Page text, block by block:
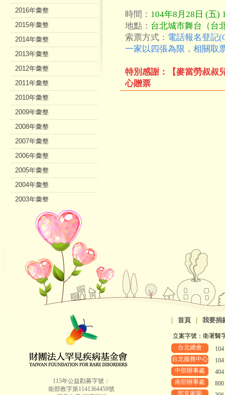
時間： 104年8月28日 (五)
地點： 台北城市舞台（台
索票方式： 電話報名登記
一家以四張為限，相關取
特別感謝：【麥當勞叔叔
心贈票
2016年彙整
2015年彙整
2014年彙整
2013年彙整
2012年彙整
2011年彙整
2010年彙整
2009年彙整
2008年彙整
2007年彙整
2006年彙整
2005年彙整
2004年彙整
2003年彙整
2002年彙整
115年公益勸募字號：
衛部救字第1141364459號
首頁 我要捐
立案字號：衛署醫
台北總會
台北服務中心
中部辦事處
南部辦事處
罕見家園